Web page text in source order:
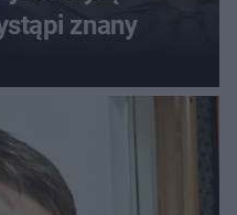
znany